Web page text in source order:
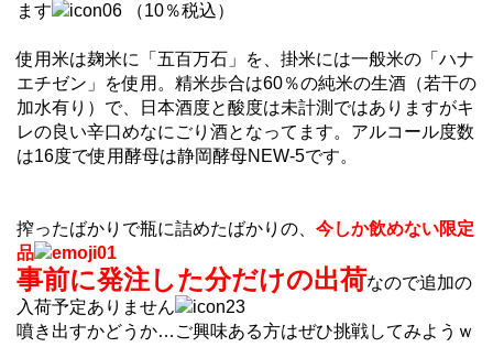
ます
（10％税込）
使用米は麹米に「五百万石」を、掛米には一般米の「ハナ
エチゼン」を使用。精米歩合は60％の純米の生酒（若干の
加水有り）で、日本酒度と酸度は未計測ではありますがキ
レの良い辛口めなにごり酒となってます。アルコール度数
は16度で使用酵母は静岡酵母NEW-5です。
搾ったばかりで瓶に詰めたばかりの、 今しか飲めない限定
品
事前に発注した分だけの出荷なので追加の
入荷予定ありません
噴き出すかどうか…ご興味ある方はぜひ挑戦してみようｗ